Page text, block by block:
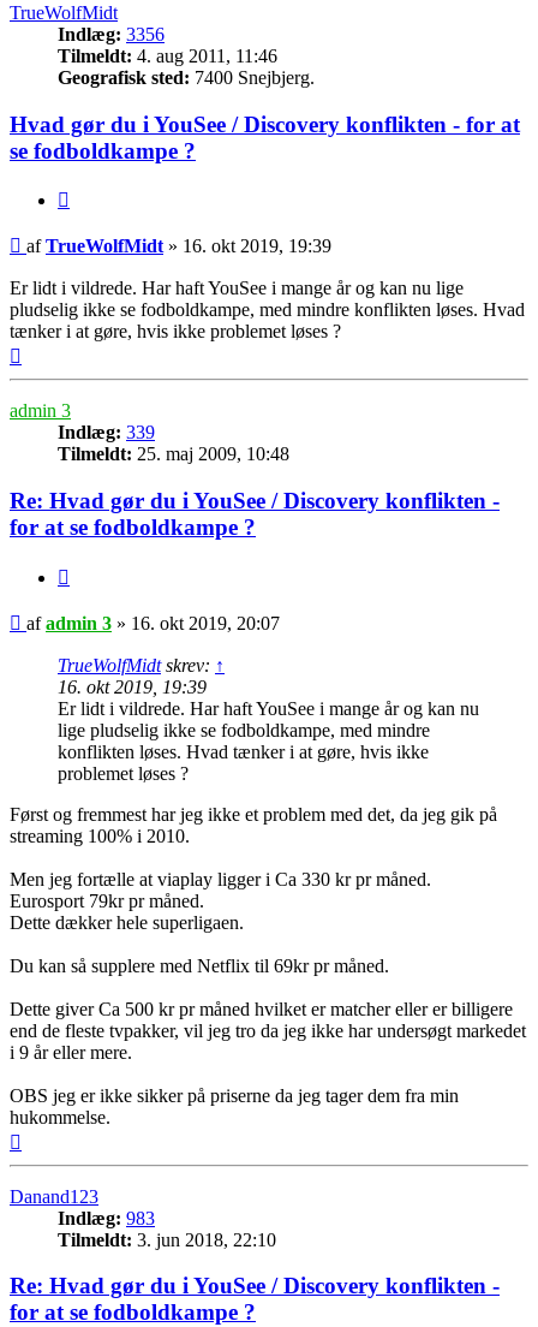
TrueWolfMidt
Indlæg: 3356
Tilmeldt: 4. aug 2011, 11:46
Geografisk sted: 7400 Snejbjerg.
Hvad gør du i YouSee / Discovery konflikten - for at
se fodboldkampe ?
Indlæg
afTrueWolfMidt » 16. okt 2019, 19:39
Er lidt i vildrede. Har haft YouSee i mange år og kan nu lige
pludselig ikke se fodboldkampe, med mindre konflikten løses. Hvad
tænker i at gøre, hvis ikke problemet løses ?
admin 3
Indlæg: 339
Tilmeldt: 25. maj 2009, 10:48
Re: Hvad gør du i YouSee / Discovery konflikten -
for at se fodboldkampe ?
Indlæg
afadmin 3 » 16. okt 2019, 20:07
TrueWolfMidtskrev: ↑
16. okt 2019, 19:39
Er lidt i vildrede. Har haft YouSee i mange år og kan nu
lige pludselig ikke se fodboldkampe, med mindre
konflikten løses. Hvad tænker i at gøre, hvis ikke
problemet løses ?
Først og fremmest har jeg ikke et problem med det, da jeg gik på
streaming 100% i 2010.
Men jeg fortælle at viaplay ligger i Ca 330 kr pr måned.
Eurosport 79kr pr måned.
Dette dækker hele superligaen.
Du kan så supplere med Netflix til 69kr pr måned.
Dette giver Ca 500 kr pr måned hvilket er matcher eller er billigere
end de fleste tvpakker, vil jeg tro da jeg ikke har undersøgt markedet
i 9 år eller mere.
OBS jeg er ikke sikker på priserne da jeg tager dem fra min
hukommelse.
Danand123
Indlæg: 983
Tilmeldt: 3. jun 2018, 22:10
Re: Hvad gør du i YouSee / Discovery konflikten -
for at se fodboldkampe ?